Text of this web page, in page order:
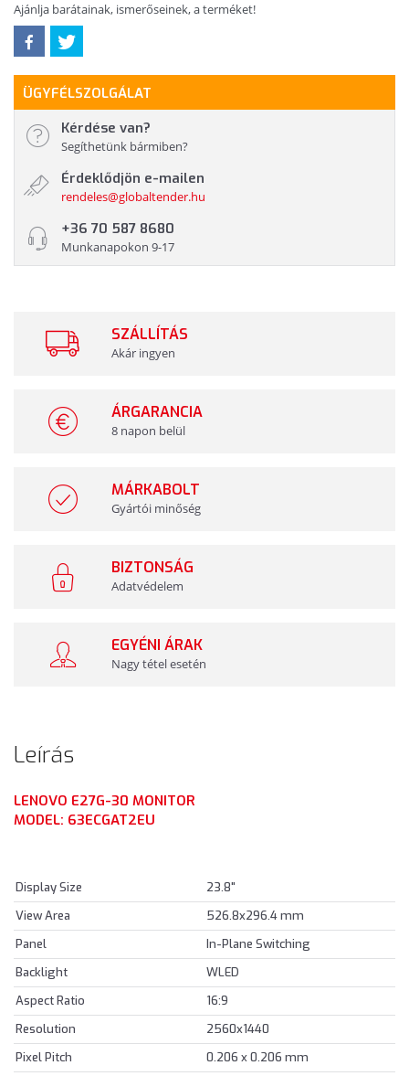
Ajánlja barátainak, ismerőseinek, a terméket!
ÜGYFÉLSZOLGÁLAT
Kérdése van?
Segíthetünk bármiben?
Érdeklődjön e-mailen
rendeles@globaltender.hu
+36 70 587 8680
Munkanapokon 9-17
SZÁLLÍTÁS
Akár ingyen
ÁRGARANCIA
8 napon belül
MÁRKABOLT
Gyártói minőség
BIZTONSÁG
Adatvédelem
EGYÉNI ÁRAK
Nagy tétel esetén
Leírás
LENOVO E27G-30 MONITOR
MODEL: 63ECGAT2EU
Display Size
23.8"
View Area
526.8x296.4 mm
Panel
In-Plane Switching
Backlight
WLED
Aspect Ratio
16:9
Resolution
2560x1440
Pixel Pitch
0.206 x 0.206 mm